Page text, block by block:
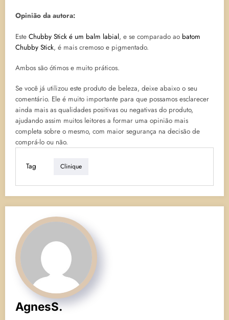
Opinião da autora:
Este Chubby Stick é um balm labial, e se comparado ao batom
Chubby Stick, é mais cremoso e pigmentado.
Ambos são ótimos e muito práticos.
Se você já utilizou este produto de beleza, deixe abaixo o seu
comentário. Ele é muito importante para que possamos esclarecer
ainda mais as qualidades positivas ou negativas do produto,
ajudando assim muitos leitores a formar uma opinião mais
completa sobre o mesmo, com maior segurança na decisão de
comprá-lo ou não.
Tag Clinique
AgnesS.